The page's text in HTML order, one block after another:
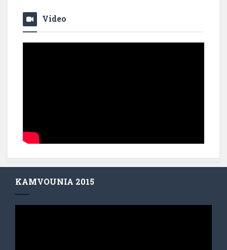
Video
KAMVOUNIA 2015